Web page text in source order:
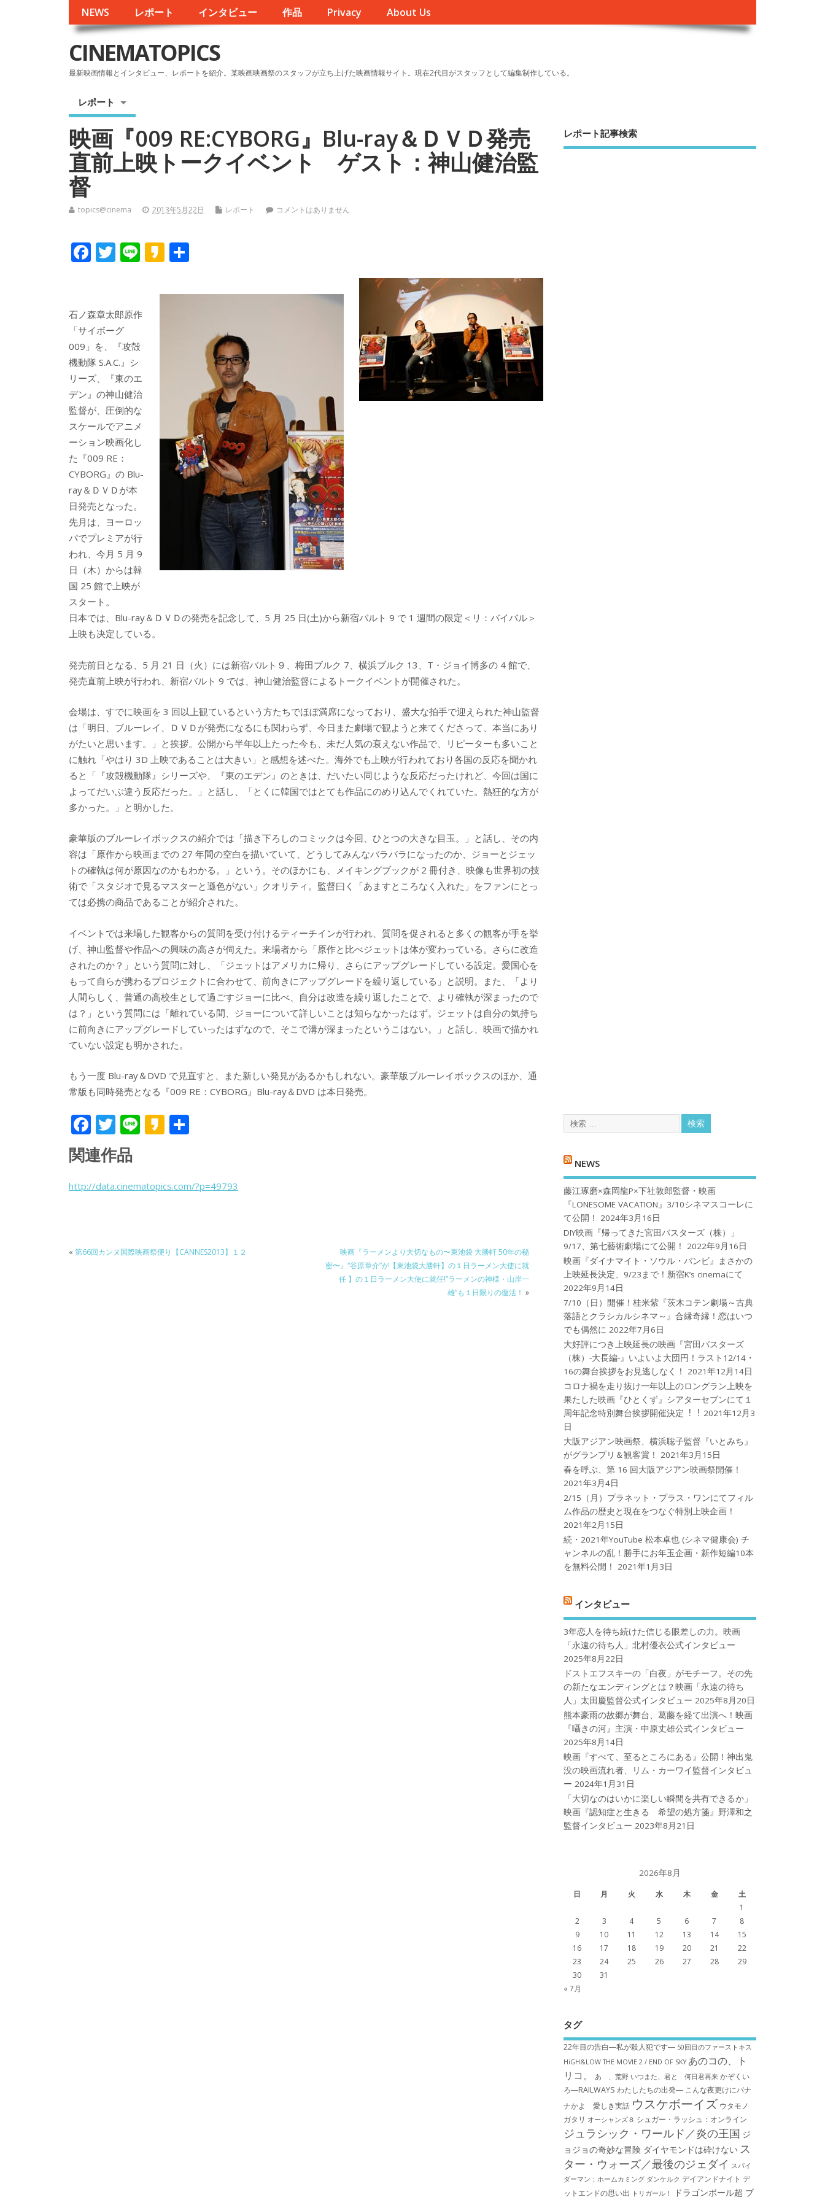
NEWS レポート インタビュー 作品 Privacy About Us
CINEMATOPICS
最新映画情報とインタビュー、レポートを紹介。某映画映画祭のスタッフが立ち上げた映画情報サイト。現在2代目がスタッフとして編集制作している。
レポート
映画『009 RE:CYBORG』Blu-ray＆ＤＶＤ発売
直前上映トークイベント ゲスト：神山健治監
督
topics@cinema 2013年5月22日 レポート コメントはありません
F
b
o
o
k
T
er
Li K
k
石ノ森章太郎原作
「サイボーグ
009」を、『攻殻
機動隊 S.A.C.』シ
リーズ、『東のエ
デン』の神山健治
監督が、圧倒的な
スケールでアニメ
ーション映画化し
た『009 RE：
CYBORG』の Blu-
ray＆ＤＶＤが本
日発売となった。
先月は、ヨーロッ
パでプレミアが行
われ、今月 5 月 9
日（木）からは韓
国 25 館で上映が
スタート。
日本では、Blu-ray＆ＤＶＤの発売を記念して、5 月 25 日(土)から新宿バルト 9 で 1 週間の限定＜リ：バイバル＞
上映も决定している。
発売前日となる、5 月 21 日（火）には新宿バルト９、梅田ブルク 7、横浜ブルク 13、T・ジョイ博多の 4 館で、
発売直前上映が行われ、新宿バルト 9 では、神山健治監督によるトークイベントが開催された。
会場は、すでに映画を 3 回以上観ているという方たちでほぼ満席になっており、盛大な拍手で迎えられた神山監督
は「明日、ブルーレイ、ＤＶＤが発売になるにも関わらず、今日また劇場で観ようと来てくださって、本当にあり
がたいと思います。」と挨拶。公開から半年以上たった今も、未だ人気の衰えない作品で、リピーターも多いこと
に触れ「やはり 3D 上映であることは大きい」と感想を述べた。海外でも上映が行われており各国の反応を聞かれ
ると「『攻殻機動隊』シリーズや、『東のエデン』のときは、だいたい同じような反応だったけれど、今回は国に
よってだいぶ違う反応だった。」と話し、「とくに韓国ではとても作品にのめり込んでくれていた。熱狂的な方が
多かった。」と明かした。
豪華版のブルーレイボックスの紹介では「描き下ろしのコミックは今回、ひとつの大きな目玉。」と話し、その内
容は「原作から映画までの 27 年間の空白を描いていて、どうしてみんなバラバラになったのか、ジョーとジェッ
トの確執は何が原因なのかもわかる。」という。そのほかにも、メイキングブックが 2 冊付き、映像も世界初の技
術で「スタジオで見るマスターと遜色がない」クオリティ。監督曰く「あますところなく入れた」をファンにとっ
ては必携の商品であることが紹介された。
イベントでは来場した観客からの質問を受け付けるティーチインが行われ、質問を促されると多くの観客が手を挙
げ、神山監督や作品への興味の高さが伺えた。来場者から「原作と比べジェットは体が変わっている。さらに改造
されたのか？」という質問に対し、「ジェットはアメリカに帰り、さらにアップグレードしている設定。愛国心を
もって自らが携わるプロジェクトに合わせて、前向きにアップグレードを繰り返している」と説明。また、「より
人間らしく、普通の高校生として過ごすジョーに比べ、自分は改造を繰り返したことで、より確執が深まったので
は？」という質問には「離れている間、ジョーについて詳しいことは知らなかったはず。ジェットは自分の気持ち
に前向きにアップグレードしていったはずなので、そこで溝が深まったというこはない。」と話し、映画で描かれ
ていない設定も明かされた。
もう一度 Blu-ray＆DVD で見直すと、また新しい発見があるかもしれない。豪華版ブルーレイボックスのほか、通
常版も同時発売となる『009 RE：CYBORG』Blu-ray＆DVD は本日発売。
F
ac
e
b
k
T
w
itt
er
Li K
a
関連作品
http://data.cinematopics.com/?p=49793
« 第66回カンヌ国際映画祭便り【CANNES2013】１２
映画『ラーメンより大切なもの〜東池袋 大勝軒 50年の秘
密〜』“谷原章介”が【東池袋大勝軒】の１日ラーメン大使に就
任 】の１日ラーメン大使に就任!”ラーメンの神様・山岸一
雄“も１日限りの復活！ »
レポート記事検索
NEWS
藤江琢磨×森岡龍P×下社敦郎監督・映画
『LONESOME VACATION』3/10シネマスコーレに
て公開！
2024年3月16日
DIY映画『帰ってきた宮田バスターズ（株）」
9/17、第七藝術劇場にて公開！
2022年9月16日
映画『ダイナマイト・ソウル・バンビ』まさかの
上映延長決定、9/23まで！新宿K’s cinemaにて
2022年9月14日
7/10（日）開催！桂米紫『茨木コテン劇場～古典
落語とクラシカルシネマ～』合縁奇縁！恋はいつ
でも偶然に 2022年7月6日
大好評につき上映延長の映画『宮田バスターズ
（株）-大長編-』いよいよ大団円！ラスト12/14・
16の舞台挨拶をお見逃しなく！
2021年12月14日
コロナ禍を⾛り抜け⼀年以上のロングラン上映を
果たした映画『ひとくず』シアターセブンにて１
周年記念特別舞台挨拶開催決定︕︕ 2021年12月3
日
大阪アジアン映画祭、横浜聡子監督『いとみち』
がグランプリ＆観客賞！
2021年3月15日
春を呼ぶ、第 16 回大阪アジアン映画祭開催！
2021年3月4日
2/15（月）プラネット・プラス・ワンにてフィル
ム作品の歴史と現在をつなぐ特別上映企画！
2021年2月15日
続・2021年YouTube 松本卓也 (シネマ健康会) チ
ャンネルの乱！勝手にお年玉企画・新作短編10本
を無料公開！
2021年1月3日
インタビュー
3年恋人を待ち続けた信じる眼差しの力。映画
「永遠の待ち人」北村優衣公式インタビュー
2025年8月22日
ドストエフスキーの「白夜」がモチーフ。その先
の新たなエンディングとは？映画「永遠の待ち
人」太田慶監督公式インタビュー 2025年8月20日
熊本豪雨の故郷が舞台、葛藤を経て出演へ！映画
『囁きの河』主演・中原丈雄公式インタビュー
2025年8月14日
映画『すべて、至るところにある』公開！神出鬼
没の映画流れ者、リム・カーワイ監督インタビュ
ー 2024年1月31日
「大切なのはいかに楽しい瞬間を共有できるか」
映画『認知症と生きる 希望の処方箋』野澤和之
監督インタビュー 2023年8月21日
2026年8月
日 月 火 水 木 金
土
1
2
3 4 5 6 7
8
9
10 11 12 13 14
15
16
17 18 19 20 21
22
23
24 25 26 27 28
29
30
31
« 7月
タグ
22年目の告白―私が殺人犯です― 50回目のファーストキス
HiGH&LOW THE MOVIE 2 / END OF SKY あのコの、ト
リコ。
あゝ、荒野 いつまた、君と 何日君再来 かぞくい
ろ―RAILWAYS わたしたちの出発― こんな夜更けにバナ
ナかよ 愛しき実話 ウスケボーイズ ウタモノ
ガタリ オーシャンズ８ シュガー・ラッシュ：オ​ンライン
ジュラシック・ワールド／炎の王国 ジ
ョジョの奇妙な冒険 ダイヤモンドは砕けない ス
ター・ウォーズ／最後のジェダイ スパイ
ダーマン：ホームカミング ダンケルク デイアンドナイト デ
ットエンドの思い出
トリガール！ ドラゴンボール超 ブ